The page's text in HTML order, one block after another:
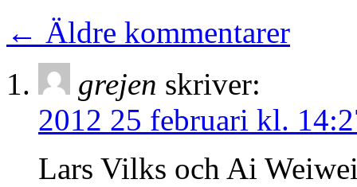
← Äldre kommentarer
grejen skriver:
2012 25 februari kl.
Lars Vilks och Ai